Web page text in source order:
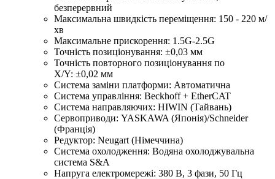
безперервний
Максимальна швидкість переміщення: 150 - 220 м/
хв
Максимальне прискорення: 1.5G-2.5G
Точність позиціонування: ±0,03 мм
Точність повторного позиціонування по
X/Y: ±0,02 мм
Система заміни платформи: Автоматична
Система управління: Beckhoff + EtherCAT
Система направляючих: HIWIN (Тайвань)
Сервоприводи: YASKAWA (Японія)/Schneider
(Франція)
Редуктор: Neugart (Німеччина)
Система охолодження: Водяна охолоджувальна
система S&A
Напруга електромережі: 380 В, 3 фази, 50 Гц